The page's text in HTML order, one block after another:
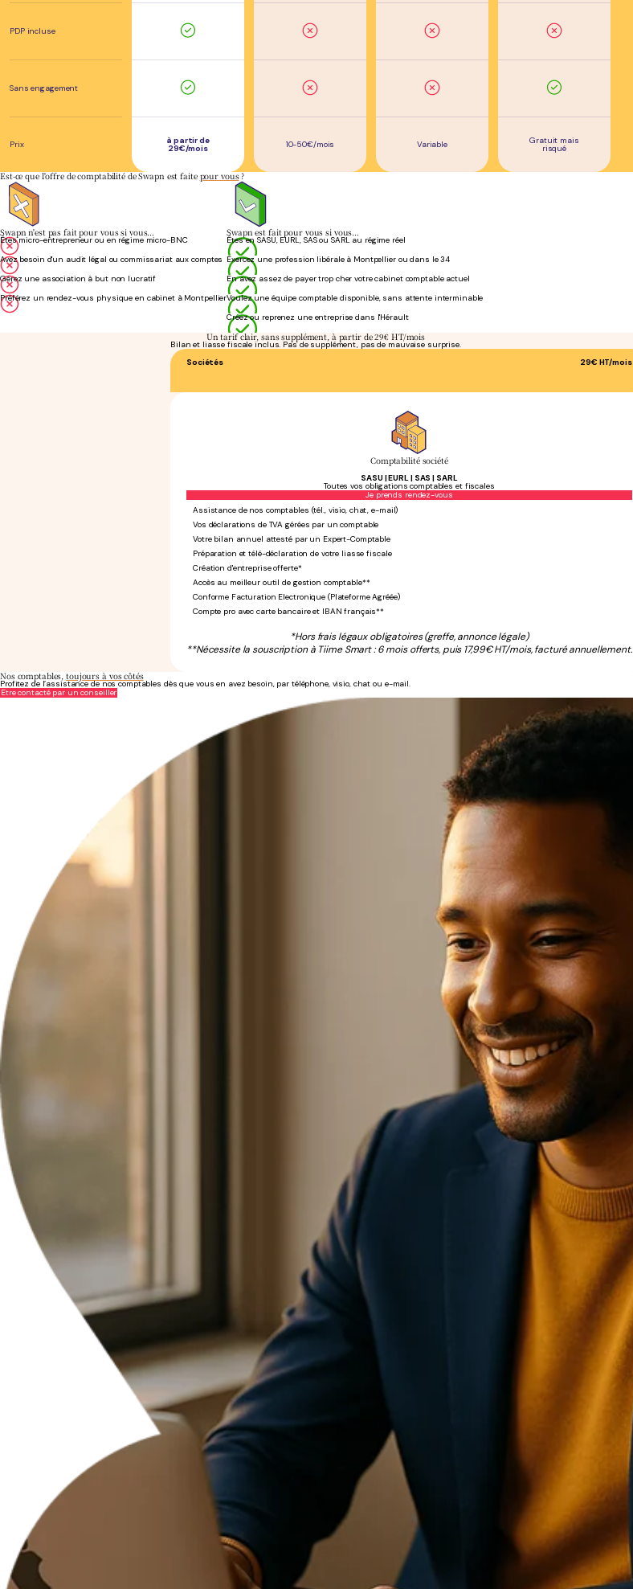
PDP incluse
Sans engagement
Prix à partir de
29€/mois 10-50€/mois Variable Gratuit mais
risqué
Est-ce que l'offre de comptabilité de Swapn est faite pour vous?
Swapn n'est pas fait pour vous si vous…
Êtes micro-entrepreneur ou en régime micro-BNC
Avez besoin d'un audit légal ou commissariat aux comptes
Gérez une association à but non lucratif
Préférez un rendez-vous physique en cabinet à Montpellier
Swapn est fait pour vous si vous…
Êtes en SASU, EURL, SAS ou SARL au régime réel
Exercez une profession libérale à Montpellier ou dans le 34
En avez assez de payer trop cher votre cabinet comptable actuel
Voulez une équipe comptable disponible, sans attente interminable
Créez ou reprenez une entreprise dans l'Hérault
Un tarif clair, sans supplément, à partir de 29€ HT/mois
Bilan et liasse fiscale inclus. Pas de supplément, pas de mauvaise surprise.
Sociétés
29€ HT/mois
Comptabilité société
SASU | EURL | SAS | SARL
Toutes vos obligations comptables et fiscales
Je prends rendez-vous
Sans engagement
Assistance de nos comptables (tél., visio, chat, e-mail)
Vos déclarations de TVA gérées par un comptable
Votre bilan annuel attesté par un Expert-Comptable
Préparation et télé-déclaration de votre liasse fiscale
Création d'entreprise offerte*
Accès au meilleur outil de gestion comptable**
Conforme Facturation Electronique (Plateforme Agréée)
Compte pro avec carte bancaire et IBAN français**
*Hors frais légaux obligatoires (greffe, annonce légale)
**Nécessite la souscription à Tiime Smart : 6 mois offerts, puis 17,99€ HT/mois, facturé annuellement.
Nos comptables,toujours à vos côtés
Profitez de l’assistance de nos comptables dès que vous en avez besoin, par téléphone, visio, chat ou e-mail.
Être contacté par un conseiller